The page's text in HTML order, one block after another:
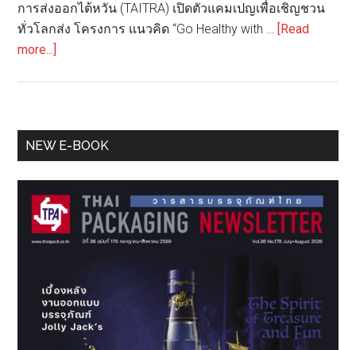
การส่งออกไต้หวัน (TAITRA) เปิดตัวแคมเปญเพื่อเชิญชวน
ทั่วโลกส่ง โครงการ แนวคิด “Go Healthy with …
[Read
more...]
แคมเปญ
“Go
with
Taiwan”
เชิญ
โลก
ผนึก
กำลัง
Primary
NEW E-BOOK